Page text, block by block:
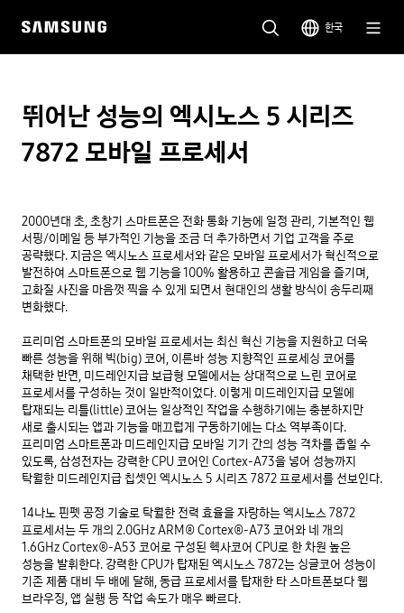
한국
뛰어난 성능의 엑시노스 5 시리즈
7872 모바일 프로세서
2000년대 초, 초창기 스마트폰은 전화 통화 기능에 일정 관리, 기본적인 웹
서핑/이메일 등 부가적인 기능을 조금 더 추가하면서 기업 고객을 주로
공략했다. 지금은 엑시노스 프로세서와 같은 모바일 프로세서가 혁신적으로
발전하여 스마트폰으로 웹 기능을 100% 활용하고 콘솔급 게임을 즐기며,
고화질 사진을 마음껏 찍을 수 있게 되면서 현대인의 생활 방식이 송두리째
변화했다.
프리미엄 스마트폰의 모바일 프로세서는 최신 혁신 기능을 지원하고 더욱
빠른 성능을 위해 빅(big) 코어, 이른바 성능 지향적인 프로세싱 코어를
채택한 반면, 미드레인지급 보급형 모델에서는 상대적으로 느린 코어로
프로세서를 구성하는 것이 일반적이었다. 이렇게 미드레인지급 모델에
탑재되는 리틀(little) 코어는 일상적인 작업을 수행하기에는 충분하지만
새로 출시되는 앱과 기능을 매끄럽게 구동하기에는 다소 역부족이다.
프리미엄 스마트폰과 미드레인지급 모바일 기기 간의 성능 격차를 좁힐 수
있도록, 삼성전자는 강력한 CPU 코어인 Cortex-A73을 넣어 성능까지
탁월한 미드레인지급 칩셋인 엑시노스 5 시리즈 7872 프로세서를 선보인다.
14나노 핀펫 공정 기술로 탁월한 전력 효율을 자랑하는 엑시노스 7872
프로세서는 두 개의 2.0GHz ARM® Cortex®-A73 코어와 네 개의
1.6GHz Cortex®-A53 코어로 구성된 헥사코어 CPU로 한 차원 높은
성능을 발휘한다. 강력한 CPU가 탑재된 엑시노스 7872는 싱글코어 성능이
기존 제품 대비 두 배에 달해, 동급 프로세서를 탑재한 타 스마트폰보다 웹
브라우징, 앱 실행 등 작업 속도가 매우 빠르다.